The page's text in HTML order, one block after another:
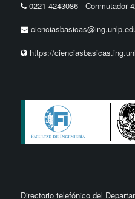
0221-4243086 -Conmutador
https://
Directorio telefónico del